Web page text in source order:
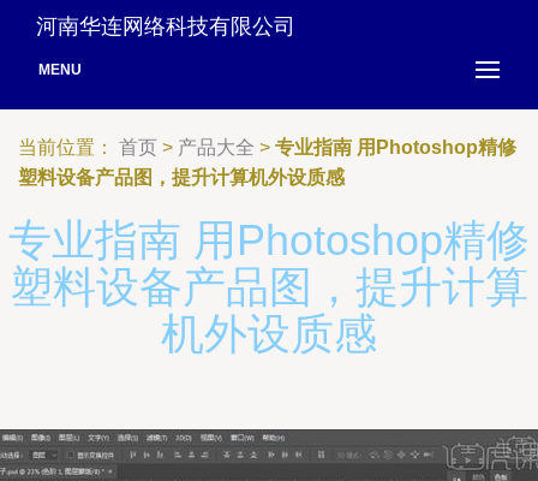
河南华连网络科技有限公司
MENU
当前位置： 首页 > 产品大全 > 专业指南 用Photoshop精修
塑料设备产品图，提升计算机外设质感
专业指南 用Photoshop精修
塑料设备产品图，提升计算
机外设质感